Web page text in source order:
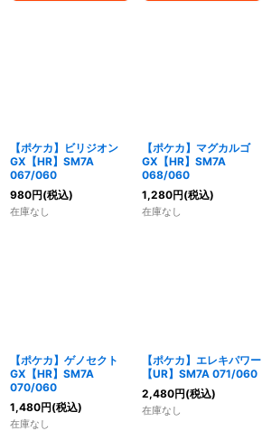
【ポケカ】ビリジオン
GX【HR】SM7A
067/060
980円(税込)
在庫なし
【ポケカ】マグカルゴ
GX【HR】SM7A
068/060
1,280円(税込)
在庫なし
【ポケカ】ゲノセクト
GX【HR】SM7A
070/060
1,480円(税込)
在庫なし
【ポケカ】エレキパワー
【UR】SM7A 071/060
2,480円(税込)
在庫なし